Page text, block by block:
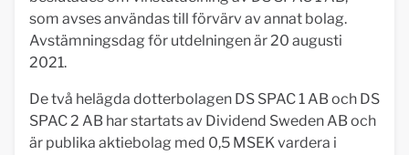
som avses användas till förvärv av annat bolag.
Avstämningsdag för utdelningen är 20 augusti
2021.
De två helägda dotterbolagen DS SPAC 1 AB och DS
SPAC 2 AB har startats av Dividend Sweden AB och
är publika aktiebolag med 0,5 MSEK vardera i